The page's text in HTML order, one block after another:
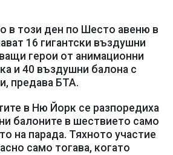
в този ден по Шесто авеню в
16 гигантски въздушни
герои от анимационни
и 40 въздушни балона с
предава БТА.
в Ню Йорк се разпоредиха
балоните в шествието само
на парада. Тяхното участие
само тогава, когато